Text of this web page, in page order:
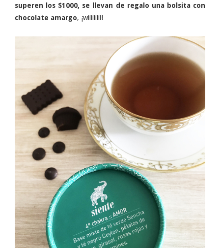
superen los $1000, se llevan de regalo una bolsita con
chocolate amargo, ¡wiiiiiiiii!